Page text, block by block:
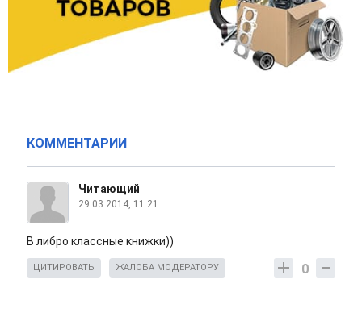
КОММЕНТАРИИ
Читающий
29.03.2014, 11:21
В либро классные книжки))
0
ЦИТИРОВАТЬ ЖАЛОБА МОДЕРАТОРУ